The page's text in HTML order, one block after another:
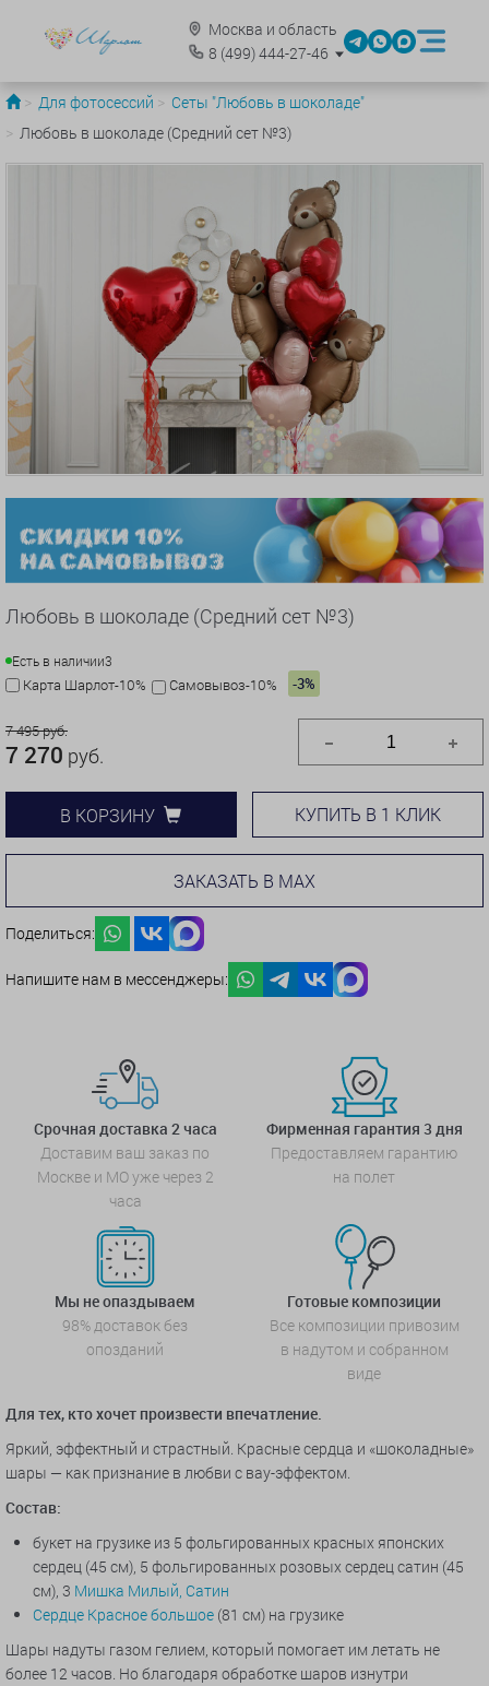
Москва и область
8 (499)444-27-46
Для фотосессий
Сеты "Любовь в шоколаде"
Любовь в шоколаде (Средний сет №3)
Любовь в шоколаде (Средний сет №3)
Есть в наличии3
Карта Шарлот-10% Самовывоз-10% -3%
7 495 руб.
7 270 руб.
В КОРЗИНУ КУПИТЬ В 1 КЛИК
ЗАКАЗАТЬ В MAX
Поделиться:
Напишите нам в мессенджеры:
Срочная доставка 2 часа
Доставим ваш заказ по
Москве и МО уже через 2
часа
Фирменная гарантия 3 дня
Предоставляем гарантию
на полет
Мы не опаздываем
98% доставок без
опозданий
Готовые композиции
Все композиции привозим
в надутом и собранном
виде
Для тех, кто хочет произвести впечатление.
Яркий, эффектный и страстный. Красные сердца и «шоколадные»
шары — как признание в любви с вау-эффектом.
Состав:
букет на грузике из 5 фольгированных красных японских
сердец (45 см), 5 фольгированных розовых сердец сатин (45
см), 3 Мишка Милый, Сатин
Сердце Красное большое (81 см) на грузике
Шары надуты газом гелием, который помогает им летать не
более 12 часов. Но благодаря обработке шаров изнутри